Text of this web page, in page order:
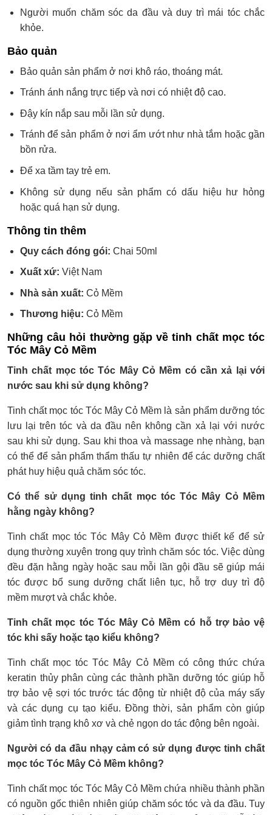
Người muốn chăm sóc da đầu và duy trì mái tóc chắc
khỏe.
Bảo quản
Bảo quản sản phẩm ở nơi khô ráo, thoáng mát.
Tránh ánh nắng trực tiếp và nơi có nhiệt độ cao.
Đậy kín nắp sau mỗi lần sử dụng.
Tránh để sản phẩm ở nơi ẩm ướt như nhà tắm hoặc gần
bồn rửa.
Để xa tầm tay trẻ em.
Không sử dụng nếu sản phẩm có dấu hiệu hư hỏng
hoặc quá hạn sử dụng.
Thông tin thêm
Quy cách đóng gói: Chai 50ml
Xuất xứ: Việt Nam
Nhà sản xuất: Cỏ Mềm
Thương hiệu: Cỏ Mềm
Những câu hỏi thường gặp về tinh chất mọc tóc
Tóc Mây Cỏ Mềm
Tinh chất mọc tóc Tóc Mây Cỏ Mềm có cần xả lại với
nước sau khi sử dụng không?
Tinh chất mọc tóc Tóc Mây Cỏ Mềm là sản phẩm dưỡng tóc
lưu lại trên tóc và da đầu nên không cần xả lại với nước
sau khi sử dụng. Sau khi thoa và massage nhẹ nhàng, bạn
có thể để sản phẩm thẩm thấu tự nhiên để các dưỡng chất
phát huy hiệu quả chăm sóc tóc.
Có thể sử dụng tinh chất mọc tóc Tóc Mây Cỏ Mềm
hằng ngày không?
Tinh chất mọc tóc Tóc Mây Cỏ Mềm được thiết kế để sử
dụng thường xuyên trong quy trình chăm sóc tóc. Việc dùng
đều đặn hằng ngày hoặc sau mỗi lần gội đầu sẽ giúp mái
tóc được bổ sung dưỡng chất liên tục, hỗ trợ duy trì độ
mềm mượt và chắc khỏe.
Tinh chất mọc tóc Tóc Mây Cỏ Mềm có hỗ trợ bảo vệ
tóc khi sấy hoặc tạo kiểu không?
Tinh chất mọc tóc Tóc Mây Cỏ Mềm có công thức chứa
keratin thủy phân cùng các thành phần dưỡng tóc giúp hỗ
trợ bảo vệ sợi tóc trước tác động từ nhiệt độ của máy sấy
và các dụng cụ tạo kiểu. Đồng thời, sản phẩm còn giúp
giảm tình trạng khô xơ và chẻ ngọn do tác động bên ngoài.
Người có da đầu nhạy cảm có sử dụng được tinh chất
mọc tóc Tóc Mây Cỏ Mềm không?
Tinh chất mọc tóc Tóc Mây Cỏ Mềm chứa nhiều thành phần
có nguồn gốc thiên nhiên giúp chăm sóc tóc và da đầu. Tuy